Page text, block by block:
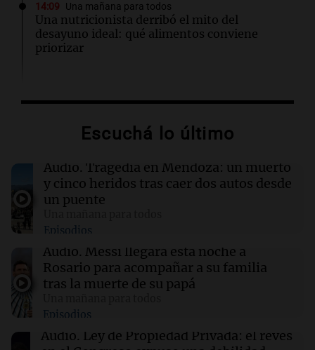
14:09 Una mañana para todos
Una nutricionista derribó el mito del
desayuno ideal: qué alimentos conviene
priorizar
A sus 25 años, Mateo lucha contra el tiempo:
Una mañana para todos
Tragedia en Mendoza: un muerto y cinco
heridos tras caer dos autos desde un puente
13:43 Sociedad
“Santa Fe te abraza”: el mensaje de Pullaro
tras la muerte de Jorge Messi
13:31 Una mañana para todos
Messi llegará esta noche a Rosario para
acompañar a su familia tras la muerte de su
Escuchá lo último
Audio. Tragedia en Mendoza: un muerto
y cinco heridos tras caer dos autos desde
un puente
Episodios
Audio. Messi llegará esta noche a
Rosario para acompañar a su familia
tras la muerte de su papá
Episodios
Audio. Ley de Propiedad Privada: el revés